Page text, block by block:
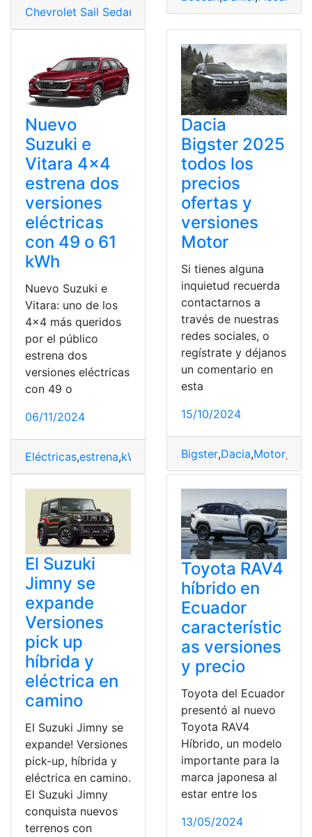
Chevrolet Sail Sedan Consultas,Ecuador
Nuevo
Suzuki e
Vitara 4×4
estrena dos
versiones
eléctricas
con 49 o 61
kWh
Nuevo Suzuki e
Vitara: uno de los
4×4 más queridos
por el público
estrena dos
versiones eléctricas
con 49 o
06/11/2024
Eléctricas,estrena,kWh ,versiones,Vitara
Dacia
Bigster 2025
todos los
precios
ofertas y
versiones
Motor
Si tienes alguna
inquietud recuerda
contactarnos a
través de nuestras
redes sociales, o
regístrate y déjanos
un comentario en
esta
15/10/2024
Bigster,Dacia,Motor,
El Suzuki
Jimny se
expande
Versiones
pick up
híbrida y
eléctrica en
camino
El Suzuki Jimny se
expande! Versiones
pick-up, híbrida y
eléctrica en camino.
El Suzuki Jimny
conquista nuevos
terrenos con
Toyota RAV4
híbrido en
Ecuador
característic
as versiones
y precio
Toyota del Ecuador
presentó al nuevo
Toyota RAV4
Híbrido, un modelo
importante para la
marca japonesa al
estar entre los
13/05/2024